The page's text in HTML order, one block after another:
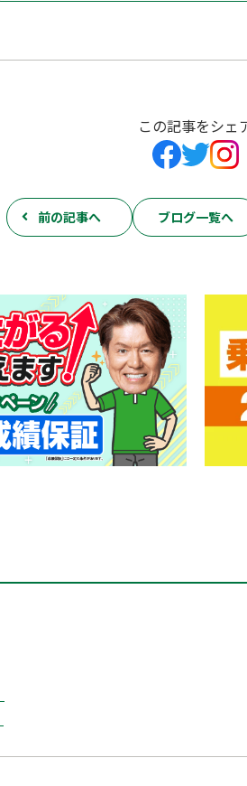
この記事をシェ
前の記事へ ブログ一覧へ